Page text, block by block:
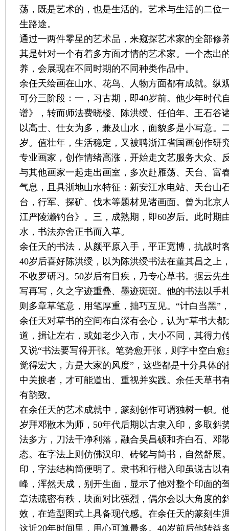
荡，既是艺术的，也是生活的。艺术与生活的二位
生路途。
通过一两件零星的艺术品，来窥探艺术家的全部修
其是针对一个有着多方面才情的艺术家。一个杰出
养，会展现在不同时期的不同种类作品中。
余任天绘画在山水、花鸟、人物方面都有成就。纵
可分三阶段：一，习古期，即40岁前。他少年时代
谱》，转而师法费晓楼、陈洪绶、任伯年、王石谷
以高士、仕女为多，兼及山水，面貌多是小写意。
岁。值壮年，生活稳定，又被聘浙江省国画创作研
专业画家，创作情绪高涨，开始走文艺服务大众、
与其他画家一起走出画室，多次赴雁荡、天台、富
气息，且具浙地山水特征：新安江水电站、天台山
台，行军、探矿、伐木等题材见诸画面。曾为北京
江严陵濑钓台》。三，成熟期，即60岁后。此时期
水，书法亦舍正书而入草。
余任天的书法，从颜平原入手，平正宽博，抗战时
40岁后喜好陈洪绶，以为陈洪绶书法在董其昌之上
不收罗研习。50岁后有目疾，乃专心草书。据云先
写再写，久之字迹重叠、墨迹斑斑。他的书法以手
则多章草笔意，用笔厚重，拙巧互见。“计白当黑”
余任天对草书的空间布白深有会心，认为“草书大
道，揖让左右，或如老少入市，大小不同，其得力
又说“书法要写得开张。笔势愈开张，则字中空白
觉得宏大，方是大家的风度”，这些都是十分具体
中关捩者，才可能道出、重视并实践。余任天草书
有韵致。
在余任天的艺术成就中，篆刻创作可谓独树一帜。
岁拜邓散木为师，50年代后期以古隶入印，多取斜
法多方，刀法干净利落，融合吴昌硕和齐白石、邓
态。在字法上则仿佛汉印、砖铭与简书，自然舒展
印，字法结构简便明了。隶书和行楷入印虽说古以
峰，浑然天成，别开生面，显示了他对整个印面的
章法疏密有秩，块面对比强烈，偶尔会以大角度的
效，在造型图式上具备现代感。在余任天的篆刻生
这近20年时间里，用心可算最多。40岁前后他转益